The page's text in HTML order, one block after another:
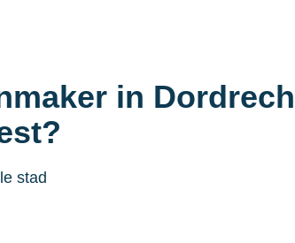
in
stad